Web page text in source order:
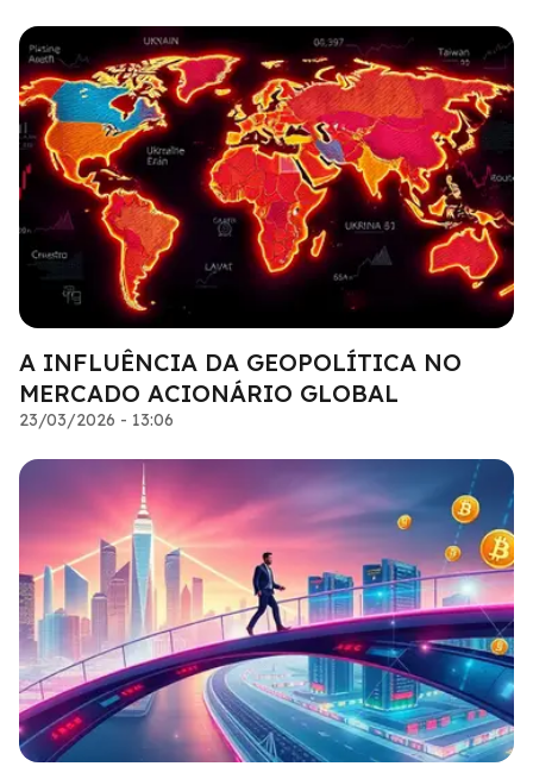
A INFLUÊNCIA DA GEOPOLÍTICA NO
MERCADO ACIONÁRIO GLOBAL
23/03/2026 - 13:06